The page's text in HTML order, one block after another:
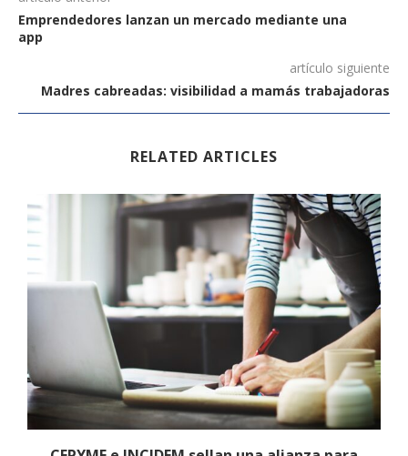
Emprendedores lanzan un mercado mediante una
app
artículo siguiente
Madres cabreadas: visibilidad a mamás trabajadoras
RELATED ARTICLES